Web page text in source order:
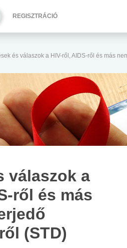
és válaszok a HIV-ről, AIDS-ről és más
válaszok a
ről és más
(STD)
REGISZTRÁCIÓ